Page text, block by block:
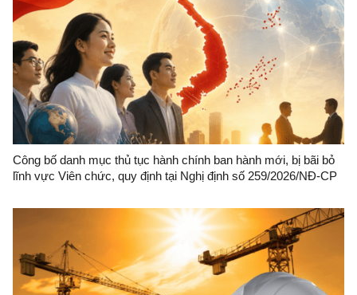
Công bố danh mục thủ tục hành chính ban hành mới, bị bãi bỏ
lĩnh vực Viên chức, quy định tại Nghị định số 259/2026/NĐ-CP
và quản lý viên chức thuộc phạm vi quản lý, thẩm quyền giải
quyết của Sở Nội vụ, UBND cấp xã trên địa bàn tỉnh Lạng Sơn